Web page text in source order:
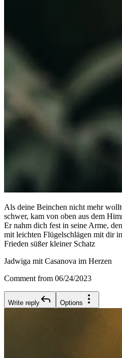
Als deine Beinchen nicht mehr
schwer, kam von oben aus dem
Er nahm dich fest in seine Arme,
mit leichten Flügelschlägen mit dir
Frieden süßer kleiner Schatz
Jadwiga mit Casanova im Herzen
Comment from 06/24/2023
Write reply Options